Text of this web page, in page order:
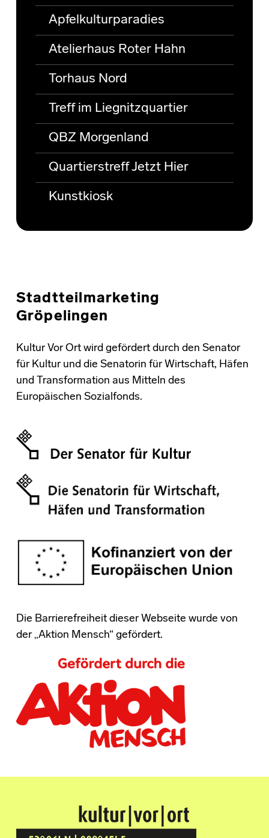
Apfelkulturparadies
Atelierhaus Roter Hahn
Torhaus Nord
Treff im Liegnitzquartier
QBZ Morgenland
Quartierstreff Jetzt Hier
Kunstkiosk
Stadtteilmarketing
Gröpelingen
Kultur Vor Ort wird gefördert durch den Senator
für Kultur und die Senatorin für Wirtschaft, Häfen
und Transformation aus Mitteln des
Europäischen Sozialfonds.
Die Barrierefreiheit dieser Webseite wurde von
der „Aktion Mensch“ gefördert.
Kultur Vor Ort
BREMEN GRÖPELINGEN